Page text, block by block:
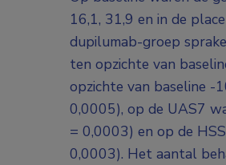
16,1, 31,9 en in de
dupilumab-groep
ten opzichte van
opzichte van baseline -
0,0005), op de UAS7
= 0,0003) en op de
0,0003). Het aantal